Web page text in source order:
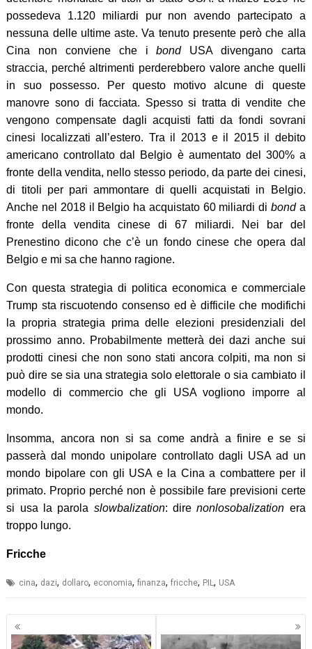
possedeva 1.120 miliardi pur non avendo partecipato a
nessuna delle ultime aste. Va tenuto presente però che alla
Cina non conviene che ibondUSA divengano carta
straccia, perché altrimenti perderebbero valore anche quelli
in suo possesso. Per questo motivo alcune di queste
manovre sono di facciata. Spesso si tratta di vendite che
vengono compensate dagli acquisti fatti da fondi sovrani
cinesi localizzati all’estero. Tra il 2013 e il 2015 il debito
americano controllato dal Belgio è aumentato del 300% a
fronte della vendita, nello stesso periodo, da parte dei cinesi,
di titoli per pari ammontare di quelli acquistati in Belgio.
Anche nel 2018 il Belgio ha acquistato 60 miliardi di bonda
fronte della vendita cinese di 67 miliardi.
Nei bar del
Prenestino dicono che c’è un fondo cinese che opera dal
Belgio e mi sa che hanno ragione.
Con questa strategia di politica economica e commerciale
Trump sta riscuotendo consenso ed è difficile che modifichi
la propria strategia prima delle elezioni presidenziali del
prossimo anno. Probabilmente metterà dei dazi anche sui
prodotti cinesi che non sono stati ancora colpiti, ma non si
può dire se sia una strategia solo elettorale o sia cambiato il
modello di commercio che gli USA vogliono imporre al
mondo.
Insomma, ancora non si sa come andrà a finire e se si
passerà dal mondo unipolare controllato dagli USA ad un
mondo bipolare con gli USA e la Cina a combattere per il
primato. Proprio perché non è possibile fare previsioni certe
si usa la parola slowbalization: direnonlosobalization era
troppo lungo.
Fricche
cina, dazi, dollaro, economia,finanza,fricche, PIL, USA
Navigazione
articoli